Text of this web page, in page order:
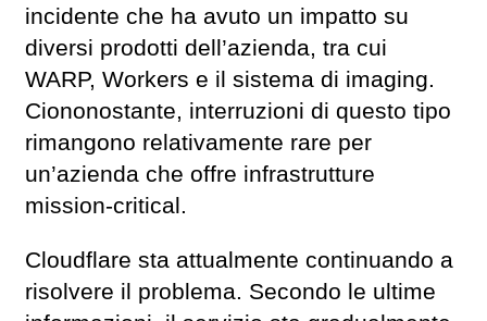
incidente che ha avuto un impatto su
diversi prodotti dell’azienda, tra cui
WARP, Workers e il sistema di imaging.
Ciononostante, interruzioni di questo tipo
rimangono relativamente rare per
un’azienda che offre infrastrutture
mission-critical.
Cloudflare sta attualmente continuando a
risolvere il problema. Secondo le ultime